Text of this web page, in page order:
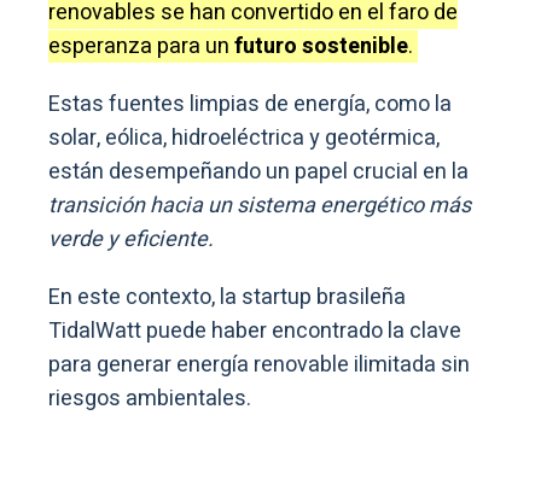
renovables se han convertido en el faro de
esperanza para unfuturo sostenible.
Estas fuentes limpias de energía, como la
solar, eólica, hidroeléctrica y geotérmica,
están desempeñando un papel crucial en la
transición hacia un sistema energético más
verde y eficiente.
En este contexto, la startup brasileña
TidalWatt puede haber encontrado la clave
para generar energía renovable ilimitada sin
riesgos ambientales.